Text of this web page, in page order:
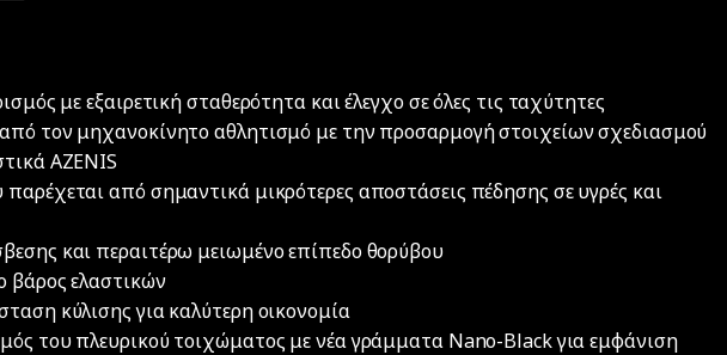
με εξαιρετική σταθερότητα και έλεγχο σε όλες τις ταχύτητες
τον μηχανοκίνητο αθλητισμό με την προσαρμογή στοιχείων σχεδιασμού
AZENIS
από σημαντικά μικρότερες αποστάσεις πέδησης σε υγρές και
και περαιτέρω μειωμένο επίπεδο θορύβου
βάρος ελαστικών
κύλισης για καλύτερη οικονομία
του πλευρικού τοιχώματος με νέα γράμματα Nano-Black για εμφάνιση